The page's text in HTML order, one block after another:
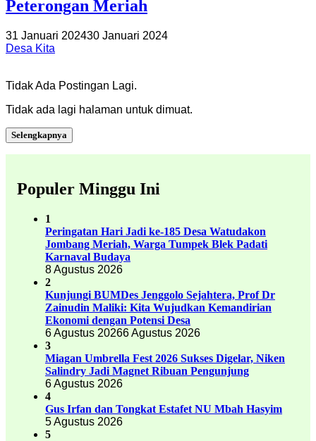
Peterongan Meriah
31 Januari 202430 Januari 2024
Desa Kita
Tidak Ada Postingan Lagi.
Tidak ada lagi halaman untuk dimuat.
Selengkapnya
Populer Minggu Ini
1
Peringatan Hari Jadi ke-185 Desa Watudakon
Jombang Meriah, Warga Tumpek Blek Padati
Karnaval Budaya
8 Agustus 2026
2
Kunjungi BUMDes Jenggolo Sejahtera, Prof Dr
Zainudin Maliki: Kita Wujudkan Kemandirian
Ekonomi dengan Potensi Desa
6 Agustus 20266 Agustus 2026
3
Miagan Umbrella Fest 2026 Sukses Digelar, Niken
Salindry Jadi Magnet Ribuan Pengunjung
6 Agustus 2026
4
Gus Irfan dan Tongkat Estafet NU Mbah Hasyim
5 Agustus 2026
5